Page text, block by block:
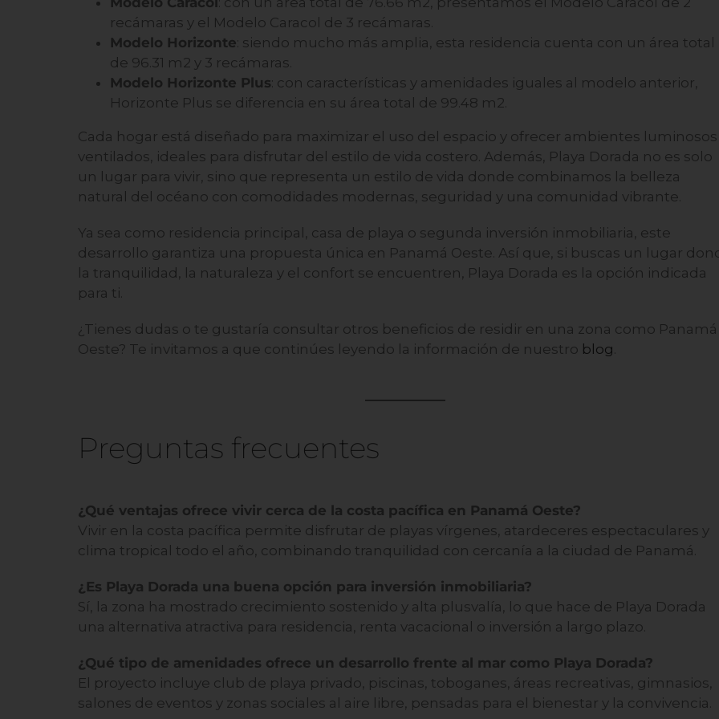
recámaras y el Modelo Caracol de 3 recámaras.
Modelo Horizonte : siendo mucho más amplia, esta residencia cuenta con un área total
de 96.31 m2 y 3 recámaras.
Modelo Horizonte Plus : con características y amenidades iguales al modelo anterior,
Horizonte Plus se diferencia en su área total de 99.48 m2
Cada hogar está diseñado para maximizar el uso del espacio y ofrecer ambientes luminosos
ventilados, ideales para disfrutar del estilo de vida costero. Además, Playa Dorada no es solo
un lugar para vivir, sino que representa un estilo de vida donde combinamos la belleza
natural del océano con comodidades modernas, seguridad y una comunidad vibrante.
Ya sea como residencia principal, casa de playa o segunda inversión inmobiliaria, este
desarrollo garantiza una propuesta única en Panamá Oeste. Así que, si buscas un lugar
la tranquilidad, la naturaleza y el confort se encuentren, Playa Dorada es la opción indicada
para ti.
¿Tienes dudas o te gustaría consultar otros beneficios de residir en una zona como Panamá
Oeste? Te invitamos a que continúes leyendo la información de nuestro blog
Preguntas frecuentes
¿Qué ventajas ofrece vivir cerca de la costa pacífica en Panamá Oeste?
Vivir en la costa pacífica permite disfrutar de playas vírgenes, atardeceres espectaculares y
clima tropical todo el año, combinando tranquilidad con cercanía a la ciudad de Panamá.
¿Es Playa Dorada una buena opción para inversión inmobiliaria?
Sí, la zona ha mostrado crecimiento sostenido y alta plusvalía, lo que hace de Playa Dorada
una alternativa atractiva para residencia, renta vacacional o inversión a largo plazo.
¿Qué tipo de amenidades ofrece un desarrollo frente al mar como Playa Dorada?
El proyecto incluye club de playa privado, piscinas, toboganes, áreas recreativas, gimnasios,
salones de eventos y zonas sociales al aire libre, pensadas para el bienestar y la convivencia.